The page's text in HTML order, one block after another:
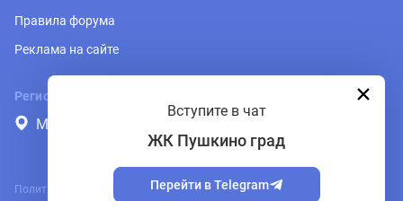
Правила форума
Реклама на сайте
Регион
Москва и Подмосковье
Политика обработки персональных данных
Вступите в чат
ЖК Пушкино град
Перейти в Telegram